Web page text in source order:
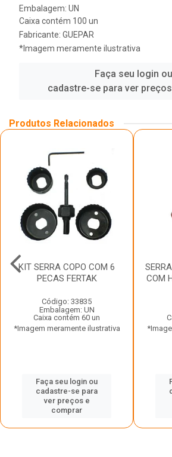
Embalagem: UN
Caixa contém 100 un
Fabricante: GUEPAR
*Imagem meramente ilustrativa
Faça seu login ou
cadastre-se para ver
Produtos Relacionados
KIT SERRA COPO COM 6
PECAS FERTAK
Código: 33835
Embalagem: UN
Caixa contém 60 un
*Imagem meramente ilustrativa
Faça seu login ou
cadastre-se para
ver preços e
comprar
COM